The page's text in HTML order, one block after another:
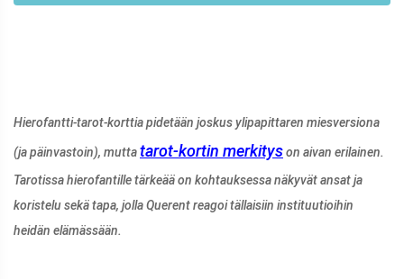
Hierofantti-tarot-korttia pidetään joskus ylipapittaren miesversiona
(ja päinvastoin), muttatarot-kortin merkityson aivan erilainen.
Tarotissa hierofantille tärkeää on kohtauksessa näkyvät ansat ja
koristelu sekä tapa, jolla Querent reagoi tällaisiin instituutioihin
heidän elämässään.